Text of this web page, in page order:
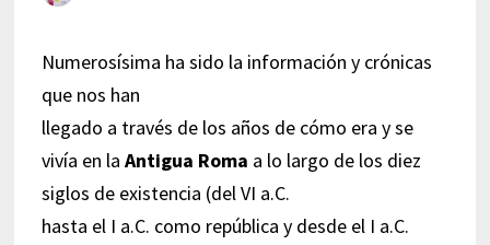
Numerosísima ha sido la información y crónicas
que nos han
llegado a través de los años de cómo era y se
vivía en la Antigua Roma a lo largo de los diez
siglos de existencia (del VI a.C.
hasta el I a.C. como república y desde el I a.C.